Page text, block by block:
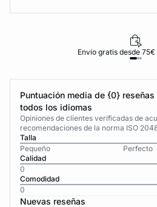
Envío gratis desde
Puntuación media de {0} reseñas
todos los idiomas
Opiniones de clientes verificadas de
recomendaciones de la norma ISO
Talla
Pequeño
Perfecto
Calidad
0
Comodidad
0
Nuevas reseñas